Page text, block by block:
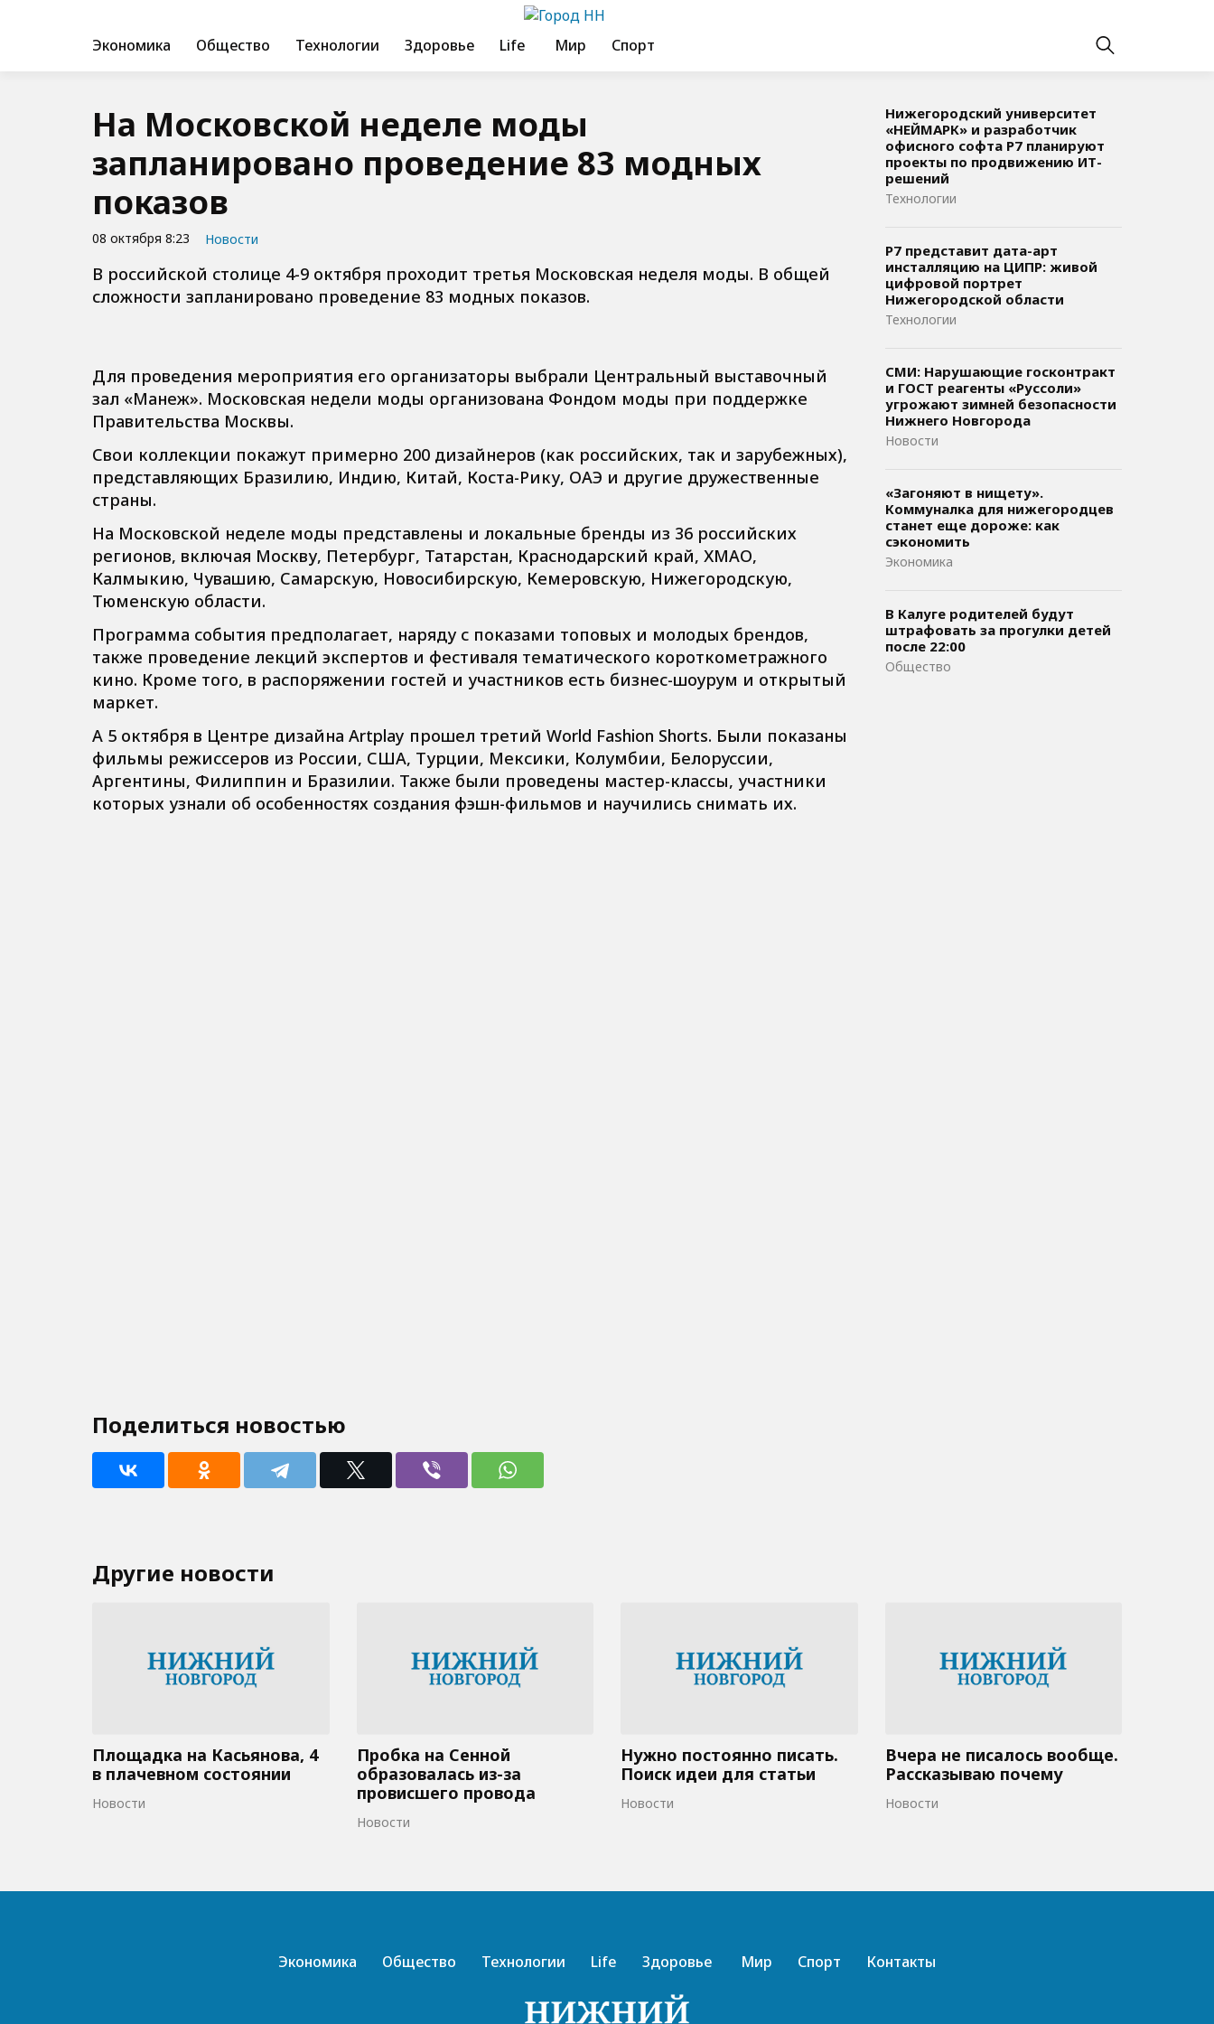
Экономика Общество Технологии Здоровье Life Мир Спорт
На Московской неделе моды
запланировано проведение 83 модных
показов
08 октября 8:23 Новости
В российской столице 4-9 октября проходит третья Московская неделя моды. В общей
сложности запланировано проведение 83 модных показов.
Для проведения мероприятия его организаторы выбрали Центральный выставочный
зал «Манеж». Московская недели моды организована Фондом моды при поддержке
Правительства Москвы.
Свои коллекции покажут примерно 200 дизайнеров (как российских, так и зарубежных),
представляющих Бразилию, Индию, Китай, Коста-Рику, ОАЭ и другие дружественные
страны.
На Московской неделе моды представлены и локальные бренды из 36 российских
регионов, включая Москву, Петербург, Татарстан, Краснодарский край, ХМАО,
Калмыкию, Чувашию, Самарскую, Новосибирскую, Кемеровскую, Нижегородскую,
Тюменскую области.
Программа события предполагает, наряду с показами топовых и молодых брендов,
также проведение лекций экспертов и фестиваля тематического короткометражного
кино. Кроме того, в распоряжении гостей и участников есть бизнес-шоурум и открытый
маркет.
А 5 октября в Центре дизайна Artplay прошел третий World Fashion Shorts. Были показаны
фильмы режиссеров из России, США, Турции, Мексики, Колумбии, Белоруссии,
Аргентины, Филиппин и Бразилии. Также были проведены мастер-классы, участники
которых узнали об особенностях создания фэшн-фильмов и научились снимать их.
Поделиться новостью
Нижегородский университет
«НЕЙМАРК» и разработчик
офисного софта P7 планируют
проекты по продвижению ИТ-
решений
Технологии
Р7 представит дата-арт
инсталляцию на ЦИПР: живой
цифровой портрет
Нижегородской области
Технологии
СМИ: Нарушающие госконтракт
и ГОСТ реагенты «Руссоли»
угрожают зимней безопасности
Нижнего Новгорода
Новости
«Загоняют в нищету».
Коммуналка для нижегородцев
станет еще дороже: как
сэкономить
Экономика
В Калуге родителей будут
штрафовать за прогулки детей
после 22:00
Общество
Другие новости
Площадка на Касьянова, 4
в плачевном состоянии
Новости
Пробка на Сенной
образовалась из-за
провисшего провода
Новости
Нужно постоянно писать.
Поиск идеи для статьи
Новости
Вчера не писалось вообще.
Рассказываю почему
Новости
Экономика Общество Технологии Life Здоровье Мир Спорт Контакты